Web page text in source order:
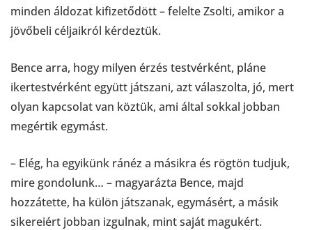
minden áldozat kifizetődött – felelte Zsolti, amikor a
jövőbeli céljaikról kérdeztük.
Bence arra, hogy milyen érzés testvérként, pláne
ikertestvérként együtt játszani, azt válaszolta, jó, mert
olyan kapcsolat van köztük, ami által sokkal jobban
megértik egymást.
– Elég, ha egyikünk ránéz a másikra és rögtön tudjuk,
mire gondolunk… – magyarázta Bence, majd
hozzátette, ha külön játszanak, egymásért, a másik
sikereiért jobban izgulnak, mint saját magukért.